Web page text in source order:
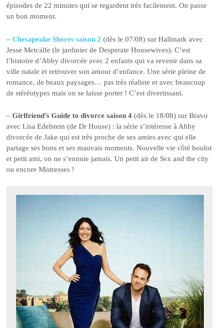
épisodes de 22 minutes qui se regardent très facilement. On passe
un bon moment.
–Chesapeake Shores saison 2 (dès le 07/08) sur Hallmark avec
Jesse Metcalfe (le jardinier de Desperate Housewives). C’est
l’histoire d’Abby divorcée avec 2 enfants qui va revenir dans sa
ville natale et retrouver son amour d’enfance. Une série pleine de
romance, de beaux paysages… pas très réaliste et avec beaucoup
de stéréotypes mais on se laisse porter ! C’est divertissant.
–Girlfriend’s Guide to divorce saison 4 (dès le 18/08) sur Bravo
avec Lisa Edelstein (de Dr House) : la série s’intéresse à Abby
divorcée de Jake qui est très proche de ses amies avec qui elle
partage ses bons et ses mauvais moments. Nouvelle vie côté boulot
et petit ami, on ne s’ennuie jamais. Un petit air de Sex and the city
ou encore Mistresses !